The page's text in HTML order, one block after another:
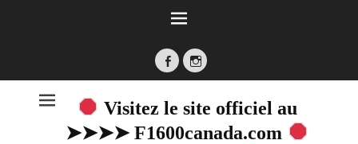
FacebookInstagram
Visitez le site officiel au
➤➤➤➤ F1600canada.com